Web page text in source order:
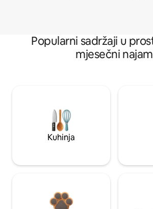
Popularni sadržaji u
mjesečni najam
Kuhinja